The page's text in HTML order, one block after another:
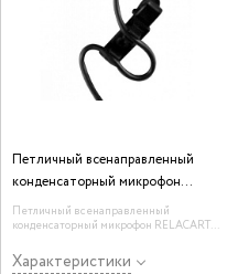
Петличный всенаправленный
конденсаторный микрофон
RELACART LM-C620
Петличный всенаправленный
конденсаторный микрофон RELACART
всех сторон, а превосходная
чувствительность обеспечивает
Характеристики